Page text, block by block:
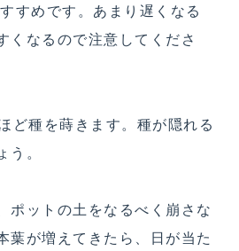
すめです。あまり遅くなる
くなるので注意してくださ
ど種を蒔きます。種が隠れる
う。
ポットの土をなるべく崩さな
葉が増えてきたら、日が当た